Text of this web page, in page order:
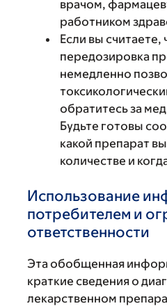
врачом,
работником
Если вы
передозировка
немедленно
обратитесь за
Будьте готовы
какой препарат
количестве и
Использование
потребителем и
ответственности
Эта обобщенная
краткие сведения о
лекарственном